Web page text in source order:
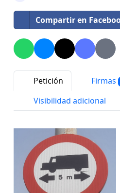
Compartir en
Petición Firmas
Visibilidad adicional